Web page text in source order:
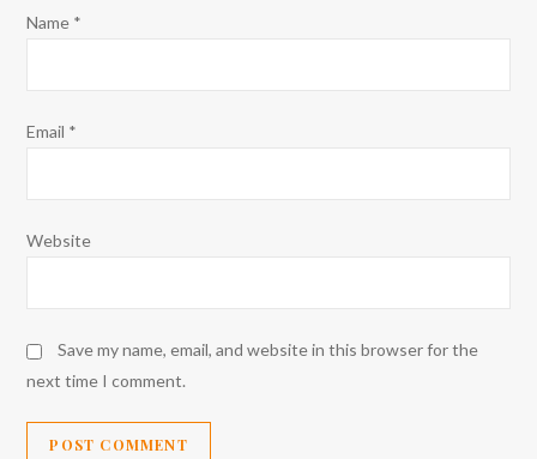
Name *
Email *
Website
Save my name, email, and website in this browser for the
next time I comment.